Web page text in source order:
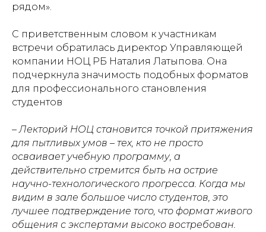
рядом».
С приветственным словом к участникам
встречи обратилась директор Управляющей
компании НОЦ РБ Наталия Латыпова. Она
подчеркнула значимость подобных форматов
для профессионального становления
студентов
– Лекторий НОЦ становится точкой притяжения
для пытливых умов – тех, кто не просто
осваивает учебную программу, а
действительно стремится быть на острие
научно-технологического прогресса. Когда мы
видим в зале большое число студентов, это
лучшее подтверждение того, что формат живого
общения с экспертами высоко востребован.